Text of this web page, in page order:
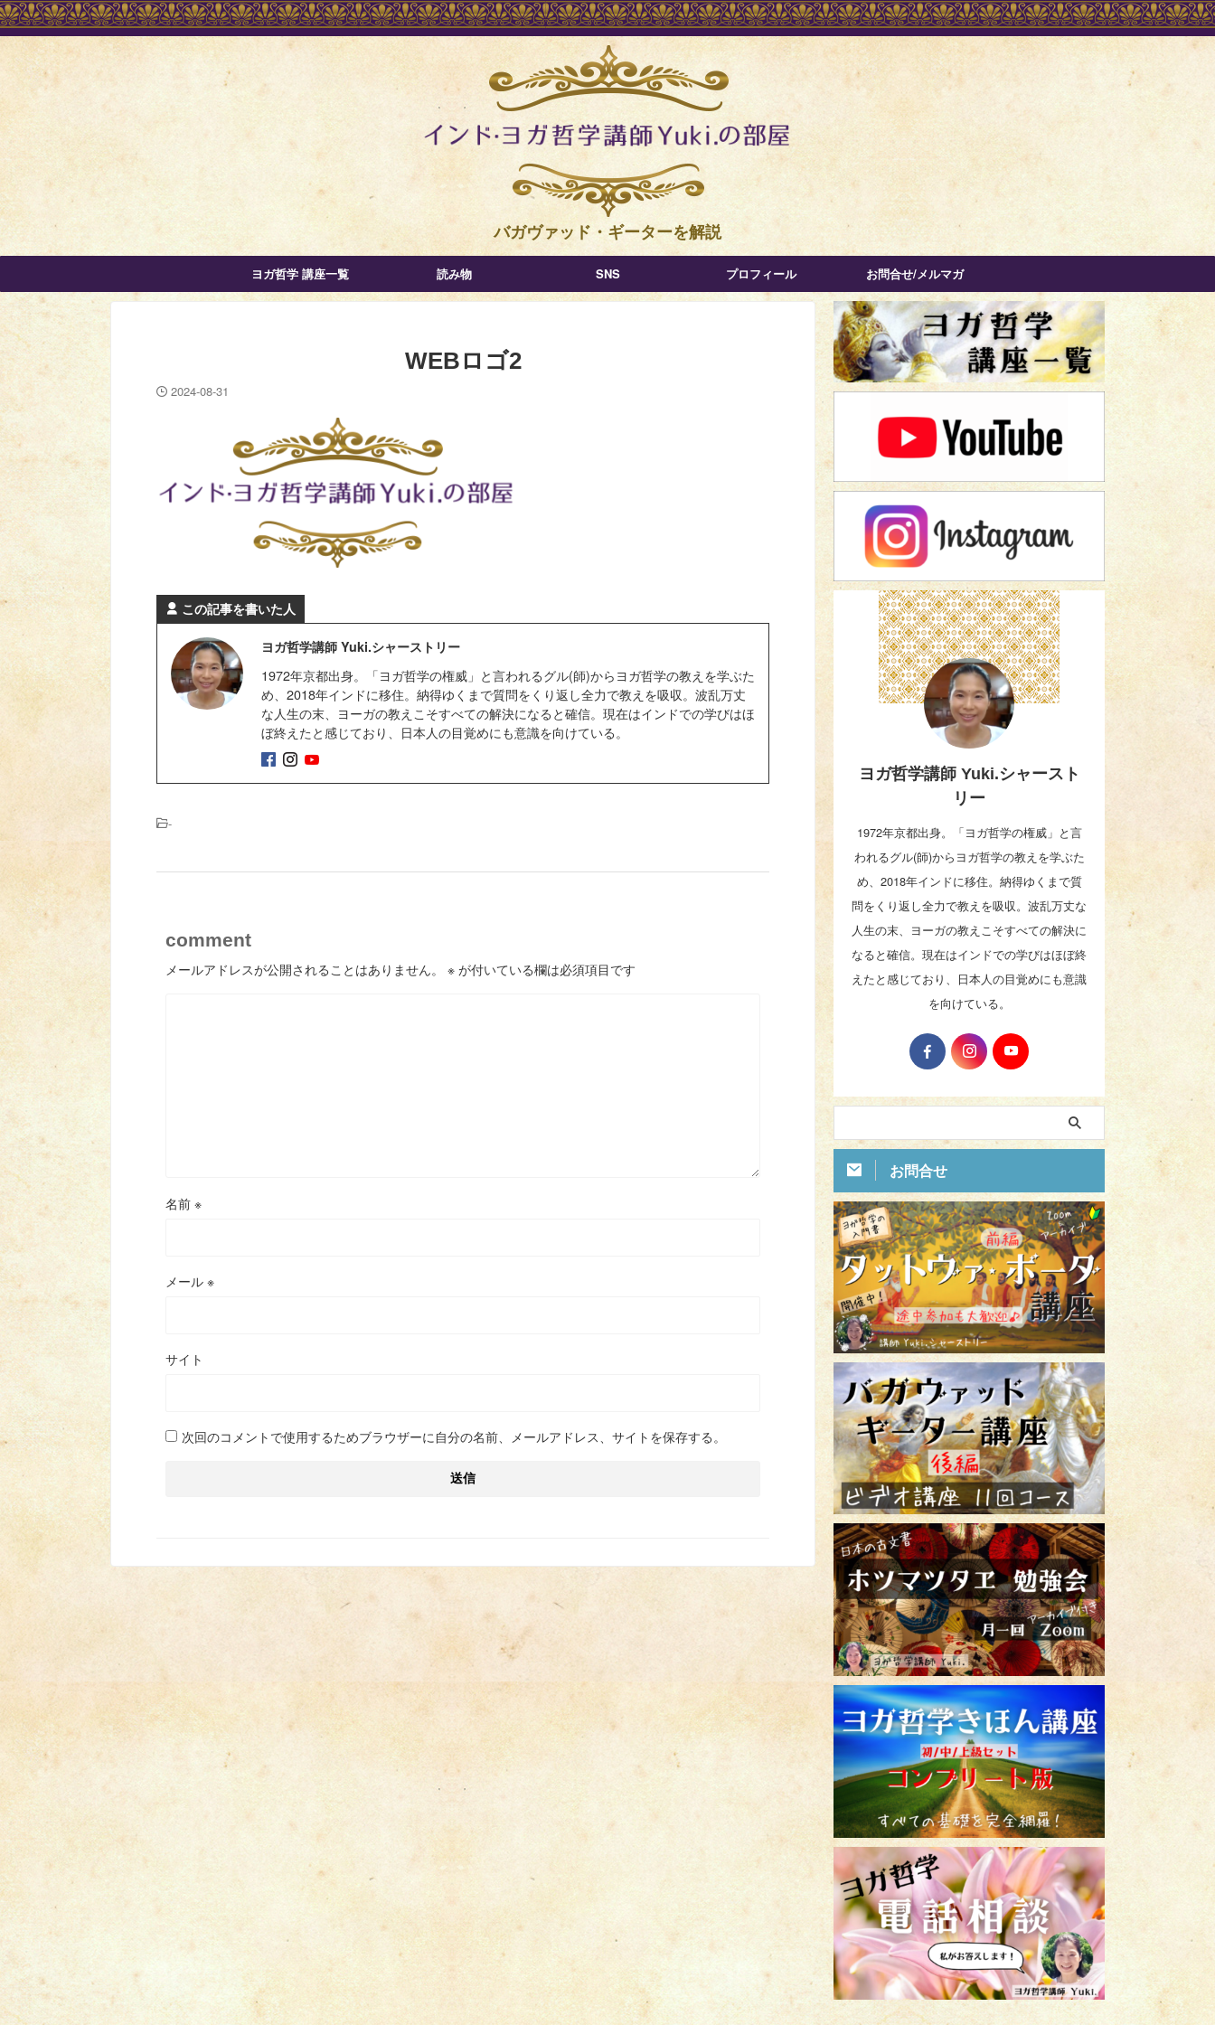
バガヴァッド・ギーターを解説
ヨガ哲学 講座一覧 読み物 SNS プロフィール お問合せ/メルマガ
WEBロゴ2
2024-08-31
この記事を書いた人
ヨガ哲学講師 Yuki.シャーストリー
1972年京都出身。「ヨガ哲学の権威」と言われるグル(師)からヨガ哲学の教えを学ぶた
め、2018年インドに移住。納得ゆくまで質問をくり返し全力で教えを吸収。波乱万丈
な人生の末、ヨーガの教えこそすべての解決になると確信。現在はインドでの学びはほ
ぼ終えたと感じており、日本人の目覚めにも意識を向けている。
-
comment
メールアドレスが公開されることはありません。 ※ が付いている欄は必須項目です
名前 ※
メール ※
サイト
次回のコメントで使用するためブラウザーに自分の名前、メールアドレス、サイトを保存する。
ヨガ哲学講師 Yuki.シャースト
リー
1972年京都出身。「ヨガ哲学の権威」と言
われるグル(師)からヨガ哲学の教えを学ぶた
め、2018年インドに移住。納得ゆくまで質
問をくり返し全力で教えを吸収。波乱万丈な
人生の末、ヨーガの教えこそすべての解決に
なると確信。現在はインドでの学びはほぼ終
えたと感じており、日本人の目覚めにも意識
を向けている。
お問合せ